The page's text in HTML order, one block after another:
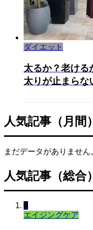
ダイエット
太るか？老ける
太りが止まらな
人気記事（月間）
まだデータがありません
人気記事（総合）
1
エイジングケア